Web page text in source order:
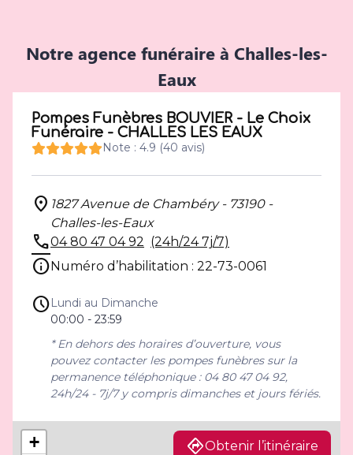
Notre agence funéraire à Challes-les-
Eaux
Pompes Funèbres BOUVIER - Le Choix
Funéraire - CHALLES LES EAUX
Note : 4.9 (40 avis)
1827 Avenue de Chambéry - 73190 -
Challes-les-Eaux
04 80 47 04 92 (24h/24 7j/7)
Numéro d’habilitation : 22-73-0061
Lundi au Dimanche
00:00 - 23:59
* En dehors des horaires d’ouverture, vous
pouvez contacter les pompes funèbres sur la
permanence téléphonique : 04 80 47 04 92,
24h/24 - 7j/7 y compris dimanches et jours fériés.
+
Obtenir l’itinéraire